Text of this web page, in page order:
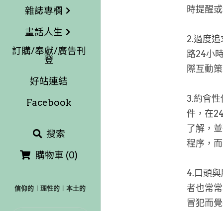
雜誌專欄
畫話人生
訂購/奉獻/廣告刊
登
好站連結
Facebook
搜索
購物車 (0)
信仰的︱理性的︱本土的
時提醒
2.過度
路24小
際互動
3.約會
件，在
了解，
程序，
4.口頭
者也常
冒犯而